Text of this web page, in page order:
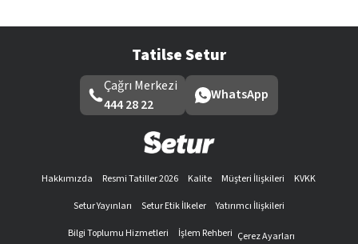
Tatilse Setur
Çağrı Merkezi
444 28 22
WhatsApp
Hakkımızda Resmi Tatiller 2026 Kalite Müşteri İlişkileri
KVKK
Setur Yayınları
Setur Etik İlkeler
Yatırımcı İlişkileri
Bilgi Toplumu Hizmetleri
İşlem Rehberi Çerez Ayarları